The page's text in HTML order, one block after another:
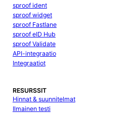
sproof ident
sproof widget
sproof Fastlane
sproof eID Hub
sproof Validate
API-integraatio
Integraatiot
RESURSSIT
Hinnat & suunnitelmat
Ilmainen testi